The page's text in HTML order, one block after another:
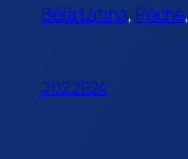
Bélà Latina, Pêche,
21.12.2024